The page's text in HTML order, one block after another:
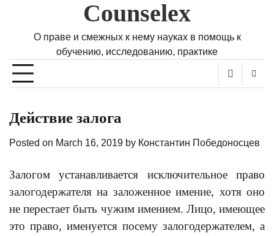
Counselex
О праве и смежных к нему науках в помощь к
обучению, исследованию, практике
Действие залога
Posted on March 16, 2019 by Константин Победоносцев
Залогом устанавливается исключительное право
залогодержателя на заложенное имение, хотя оно
не перестает быть чужим имением. Лицо, имеющее
это право, именуется посему залогодержателем, а